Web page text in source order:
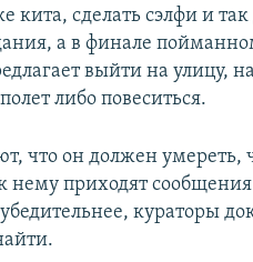
кита, сделать сэлфи и
а в финале
выйти на улицу,
либо повеситься.
что он должен умереть,
нему приходят
кураторы